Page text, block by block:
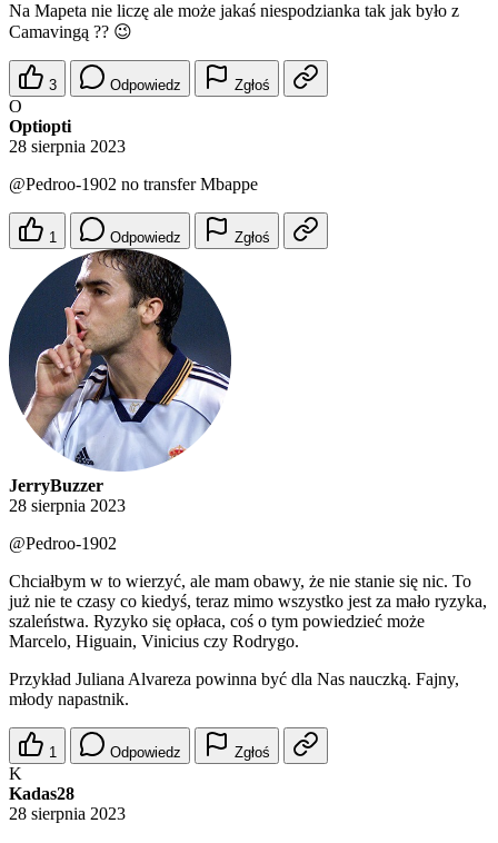
Na Mapeta nie liczę ale może jakaś niespodzianka tak jak było z
Camavingą ?? 😉
3 Odpowiedz Zgłoś
O
Optiopti
28 sierpnia 2023
@Pedroo-1902 no transfer Mbappe
1 Odpowiedz Zgłoś
JerryBuzzer
28 sierpnia 2023
@Pedroo-1902
Chciałbym w to wierzyć, ale mam obawy, że nie stanie się nic. To
już nie te czasy co kiedyś, teraz mimo wszystko jest za mało ryzyka,
szaleństwa. Ryzyko się opłaca, coś o tym powiedzieć może
Marcelo, Higuain, Vinicius czy Rodrygo.
Przykład Juliana Alvareza powinna być dla Nas nauczką. Fajny,
młody napastnik.
1 Odpowiedz Zgłoś
K
Kadas28
28 sierpnia 2023